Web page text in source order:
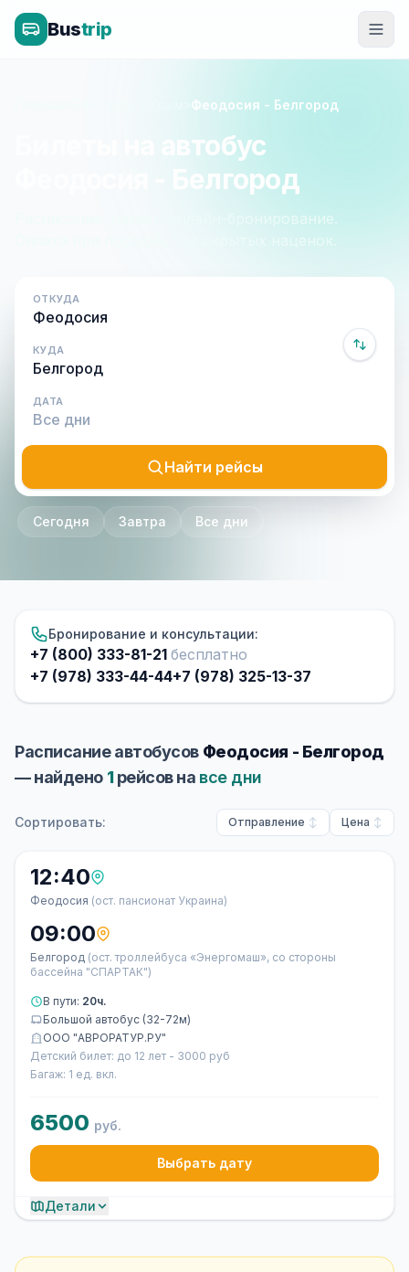
Bustrip
Феодосия - Белгород
Билеты на автобус
Феодосия - Белгород
Расписание, цены и онлайн-бронирование.
Оплата при посадке, без скрытых наценок.
ОТКУДА
КУДА
ДАТА
Найти рейсы
Сегодня Завтра Все дни
Бронирование и консультации:
+7 (800) 333-81-21 бесплатно
+7 (978) 333-44-44+7 (978) 325-13-37
Расписание автобусов Феодосия - Белгород
— найдено 1рейсов на все дни
Сортировать: Отправление Цена
12:40
Феодосия (ост. пансионат Украина)
09:00
Белгород (ост. троллейбуса «Энергомаш», со стороны
бассейна "СПАРТАК")
В пути: 20ч.
Большой автобус (32-72м)
ООО "АВРОРАТУР.РУ"
Детский билет: до 12 лет - 3000 руб
Багаж: 1 ед. вкл.
6500 руб.
Выбрать дату
Детали